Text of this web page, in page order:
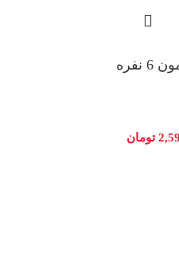
ست چای خوری لیمون 6 نفره
تومان